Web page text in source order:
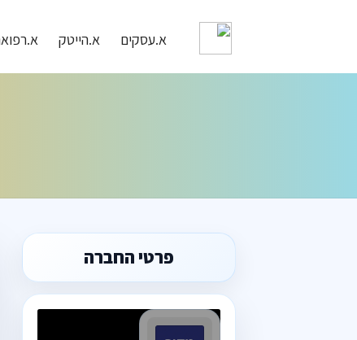
א.עסקים א.הייטק
פרטי החברה